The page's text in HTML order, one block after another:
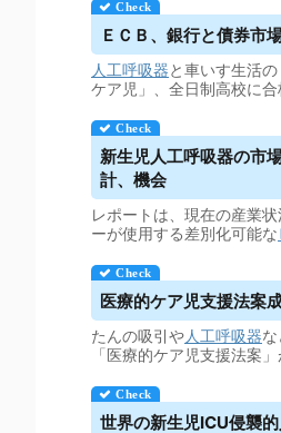
ＥＣＢ、銀行と債券市
人工呼吸器と車いす生活
ケア児」、全日制高校に
新生児人工呼吸器の市
計、機会
レポートは、現在の産業
ーが使用する差別化可能な
医療的ケア児支援法案
たんの吸引や人工呼吸器
「医療的ケア児支援法案
世界の新生児ICU侵襲的